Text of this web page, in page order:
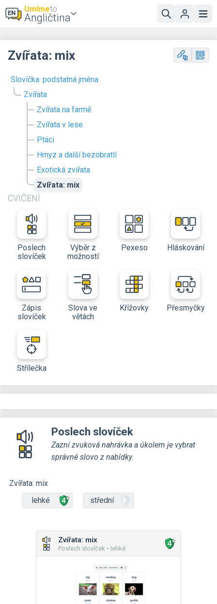
Umímeto
Angličtina
Slovíčka: podstatná jména
Zvířata
Zvířata na farmě
Zvířata v lese
Ptáci
Hmyz a další bezobratlí
Exotická zvířata
Zvířata: mix
CVIČENÍ
Poslech
slovíček
Výběr z
možností
Pexeso Hláskování
Zápis
slovíček
Slova ve
větách
Křížovky Přesmyčky
Střílečka
Zvířata: mix
Poslech slovíček
Zazní zvuková nahrávka a úkolem je vybrat
správné slovo z nabídky.
Zvířata: mix
lehké
střední
Zvířata: mix
Poslech slovíček • lehké